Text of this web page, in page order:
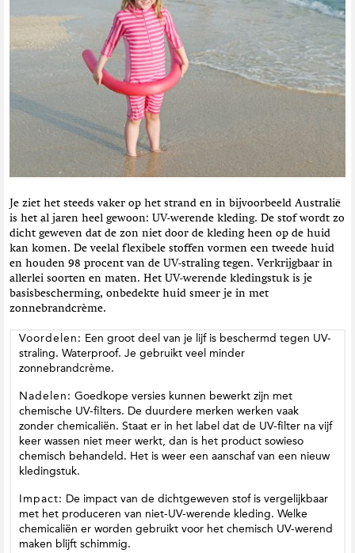
Je ziet het steeds vaker op het strand en in bijvoorbeeld Australië
is het al jaren heel gewoon: UV-werende kleding. De stof wordt zo
dicht geweven dat de zon niet door de kleding heen op de huid
kan komen. De veelal flexibele stoffen vormen een tweede huid
en houden 98 procent van de UV-straling tegen. Verkrijgbaar in
allerlei soorten en maten. Het UV-werende kledingstuk is je
basisbescherming, onbedekte huid smeer je in met
zonnebrandcrème.
Voordelen: Een groot deel van je lijf is beschermd tegen UV-
straling. Waterproof. Je gebruikt veel minder
zonnebrandcrème.
Nadelen: Goedkope versies kunnen bewerkt zijn met
chemische UV-filters. De duurdere merken werken vaak
zonder chemicaliën. Staat er in het label dat de UV-filter na vijf
keer wassen niet meer werkt, dan is het product sowieso
chemisch behandeld. Het is weer een aanschaf van een nieuw
kledingstuk.
Impact: De impact van de dichtgeweven stof is vergelijkbaar
met het produceren van niet-UV-werende kleding. Welke
chemicaliën er worden gebruikt voor het chemisch UV-werend
maken blijft schimmig.